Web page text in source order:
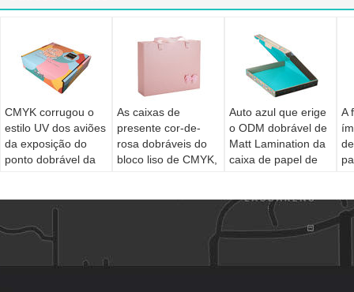
CMYK corrugou o
estilo UV dos aviões
da exposição do
ponto dobrável da
As caixas de
presente cor-de-
rosa dobráveis do
bloco liso de CMYK,
Auto azul que erige
o ODM dobrável de
Matt Lamination da
caixa de papel de
A